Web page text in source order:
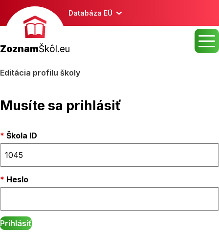
Databáza EÚ
ZoznamŠkôl.eu
Editácia profilu školy
Musíte sa prihlásiť
Škola ID
Heslo